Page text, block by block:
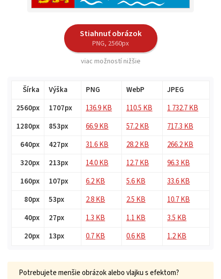
Stiahnuť obrázok
PNG, 2560px
viac možností nižšie
Šírka Výška PNG WebP
JPEG
2560px
1707px 136.9 KB 110.5 KB
1 732.7 KB
1280px
853px 66.9 KB 57.2 KB
717.3 KB
640px
427px 31.6 KB 28.2 KB
266.2 KB
320px
213px 14.0 KB 12.7 KB
96.3 KB
160px
107px 6.2 KB 5.6 KB
33.6 KB
80px
53px 2.8 KB 2.5 KB
10.7 KB
40px
27px 1.3 KB 1.1 KB
3.5 KB
20px
13px 0.7 KB 0.6 KB 1.2 KB
Potrebujete menšie obrázok alebo vlajku s efektom?